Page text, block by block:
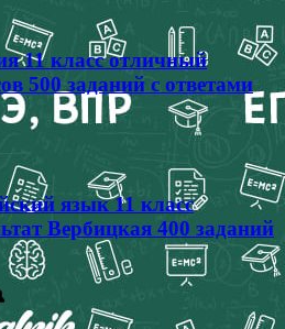
11 класс отличный
500 заданий с ответами
язык 11 класс
Вербицкая 400 заданий